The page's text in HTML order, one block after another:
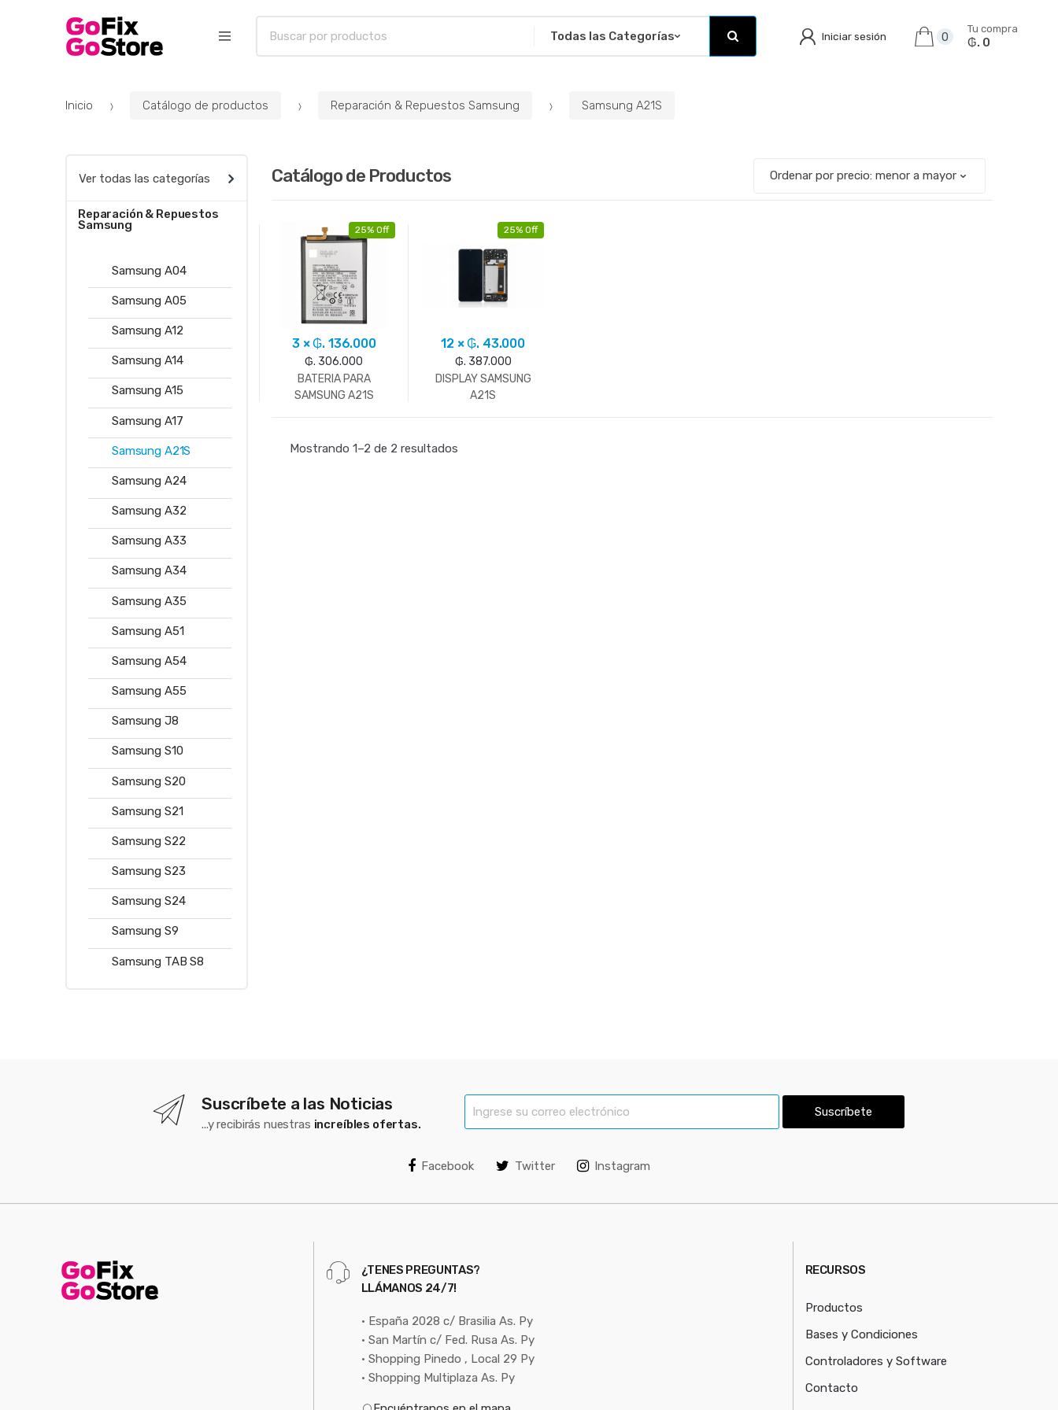
a
Iniciar sesión 0
Tu compra
₲. 0
Inicio Catálogo de productos Reparación & Repuestos Samsung Samsung A21S
Catálogo de Productos
25% Off
3 × ₲. 136.000
₲. 306.000
BATERIA PARA
SAMSUNG A21S
25% Off
12 × ₲. 43.000
₲. 387.000
DISPLAY SAMSUNG
A21S
Mostrando 1–2 de 2 resultados
Ver todas las categorías
Reparación & Repuestos
Samsung
Samsung A04
Samsung A05
Samsung A12
Samsung A14
Samsung A15
Samsung A17
Samsung A21S
Samsung A24
Samsung A32
Samsung A33
Samsung A34
Samsung A35
Samsung A51
Samsung A54
Samsung A55
Samsung J8
Samsung S10
Samsung S20
Samsung S21
Samsung S22
Samsung S23
Samsung S24
Samsung S9
Samsung TAB S8
Suscríbete a las Noticias
...y recibirás nuestras increíbles ofertas.
Suscríbete
Facebook Twitter Instagram
¿TENES PREGUNTAS?
LLÁMANOS 24/7!
• España 2028 c/ Brasilia As. Py
• San Martín c/ Fed. Rusa As. Py
• Shopping Pinedo , Local 29 Py
• Shopping Multiplaza As. Py
RECURSOS
Productos
Bases y Condiciones
Controladores y Software
Contacto